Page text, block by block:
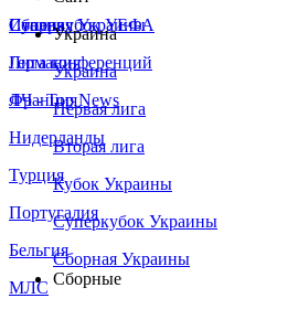
Сборная Украины
Италия
Германия
Франция
Нидерланды
Турция
Португалия
Бельгия
МЛС
Суперкубок УЕФА
Лига конференций
ЛЧ - Top News
Украина
Украина
Первая лига
Вторая лига
Кубок Украины
Суперкубок Украины
Сборная Украины
Сборные